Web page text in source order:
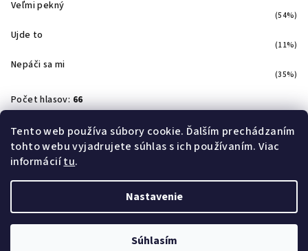
Tento web používa súbory cookie. Ďalším prechádzaním
tohto webu vyjadrujete súhlas s ich používaním. Viac
informáciítu.
Nastavenie
Súhlasím
Veľmi pekný
(54%)
Ujde to
(11%)
Nepáči sa mi
(35%)
Počet hlasov: 66
Facebook